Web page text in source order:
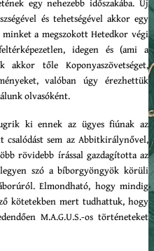
egy nehezebb időszakába. Új
és tehetségével akkor egy
a megszokott Hetedkor végi
idegen és (ami a
akkor tőle Koponyaszövetséget,
valóban úgy érezhettük
olvasóként.
ki ennek az ügyes fiúnak az
sem az Abbitkirálynővel,
rövidebb írással gazdagította az
szó a bíborgyöngyök körüli
Elmondható, hogy mindig
kötetekben mert tudhattuk, hogy
M.A.G.U.S.-os történeteket